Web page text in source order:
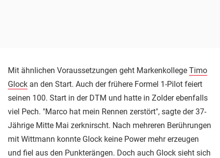
Mit ähnlichen Voraussetzungen geht Markenkollege Timo
Glock an den Start. Auch der frühere Formel 1-Pilot feiert
seinen 100. Start in der DTM und hatte in Zolder ebenfalls
viel Pech. "Marco hat mein Rennen zerstört", sagte der 37-
Jährige Mitte Mai zerknirscht. Nach mehreren Berührungen
mit Wittmann konnte Glock keine Power mehr erzeugen
und fiel aus den Punkterängen. Doch auch Glock sieht sich